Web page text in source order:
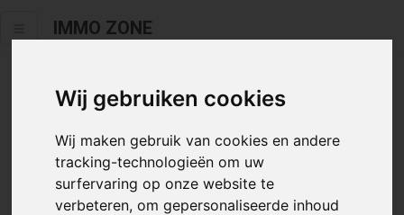
Wij gebruiken cookies
Wij maken gebruik van cookies en andere
tracking-technologieën om uw
surfervaring op onze website te
verbeteren, om gepersonaliseerde inhoud
IMMO ZONE
Helaas staat dit zoekertje niet
meer online.
Neem zeker een kijkje in ons aanbod te koop